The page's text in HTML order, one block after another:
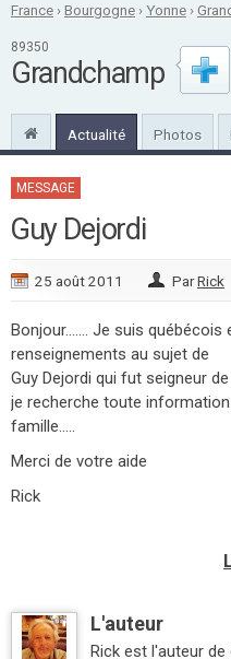
France ›Bourgogne ›Yonne ›
89350
Grandchamp
Actualité Photos
MESSAGE
Guy Dejordi
25 août 2011 ParRick
Bonjour....... Je suis
renseignements au sujet de
Guy Dejordi qui fut seigneur de
je recherche toute
famille.....
Merci de votre aide
Rick
L'auteur
Rick est l'auteur